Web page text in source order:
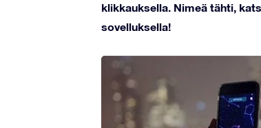
klikkauksella. Nimeä tähti,
sovelluksella!